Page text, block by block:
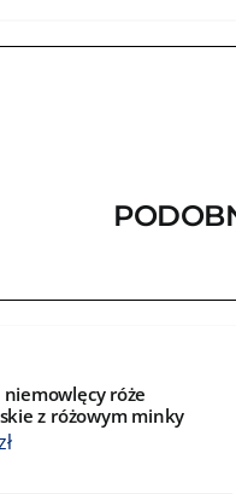
niemowlęcy róże
z różowym minky